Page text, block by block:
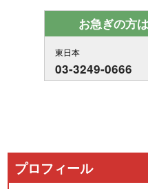
お急ぎの方
東日本
03-3249-0666
プロフィール